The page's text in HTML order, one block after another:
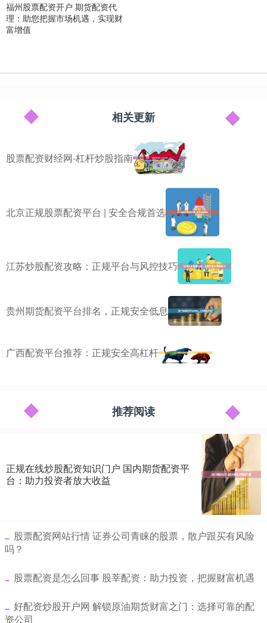
福州股票配资开户 期货配资代
理：助您把握市场机遇，实现财
富增值
相关更新
股票配资财经网-杠杆炒股指南
北京正规股票配资平台 | 安全合规首选
江苏炒股配资攻略：正规平台与风控技巧
贵州期货配资平台排名，正规安全低息
广西配资平台推荐：正规安全高杠杆
推荐阅读
正规在线炒股配资知识门户 国内期货配资平
台：助力投资者放大收益
​股票配资网站行情 证券公司青睐的股票，散户跟买有风险
吗？
​股票配资是怎么回事 股莘配资：助力投资，把握财富机遇
​好配资炒股开户网 解锁原油期货财富之门：选择可靠的配
资公司